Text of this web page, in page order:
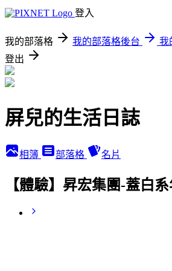
登入
我的部落格 我的部落格後台
我
登出
屏兒的生活日誌
相簿 部落格 名片
【體驗】昇宏集團-蓋白